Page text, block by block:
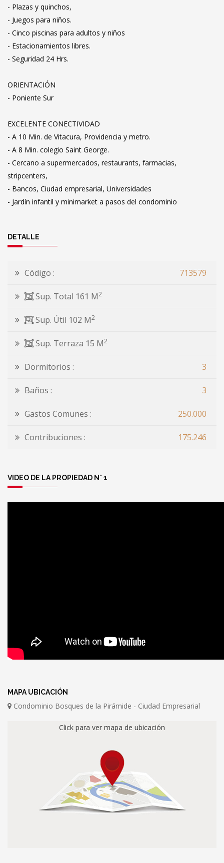
- Plazas y quinchos,
- Juegos para niños.
- Cinco piscinas para adultos y niños
- Estacionamientos libres.
- Seguridad 24 Hrs.
ORIENTACIÓN
- Poniente Sur
EXCELENTE CONECTIVIDAD
- A 10 Min. de Vitacura, Providencia y metro.
- A 8 Min. colegio Saint George.
- Cercano a supermercados, restaurants, farmacias,
stripcenters,
- Bancos, Ciudad empresarial, Universidades
- Jardín infantil y minimarket a pasos del condominio
DETALLE
Código : 713579
Sup. Total 161 M2
Sup. Útil 102 M2
Sup. Terraza 15 M2
Dormitorios : 3
Baños : 3
Gastos Comunes : 250.000
Contribuciones : 175.246
VIDEO DE LA PROPIEDAD N° 1
MAPA UBICACIÓN
Condominio Bosques de la Pirámide - Ciudad Empresarial
Click para ver mapa de ubicación